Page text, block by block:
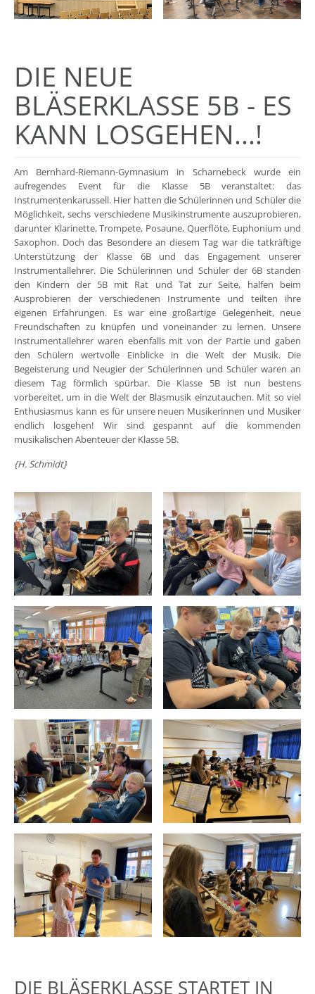
DIE NEUE
BLÄSERKLASSE 5B - ES
KANN LOSGEHEN...!
Am Bernhard-Riemann-Gymnasium in Scharnebeck wurde ein
aufregendes Event für die Klasse 5B veranstaltet: das
Instrumentenkarussell. Hier hatten die Schülerinnen und Schüler die
Möglichkeit, sechs verschiedene Musikinstrumente auszuprobieren,
darunter Klarinette, Trompete, Posaune, Querflöte, Euphonium und
Saxophon. Doch das Besondere an diesem Tag war die tatkräftige
Unterstützung der Klasse 6B und das Engagement unserer
Instrumentallehrer. Die Schülerinnen und Schüler der 6B standen
den Kindern der 5B mit Rat und Tat zur Seite, halfen beim
Ausprobieren der verschiedenen Instrumente und teilten ihre
eigenen Erfahrungen. Es war eine großartige Gelegenheit, neue
Freundschaften zu knüpfen und voneinander zu lernen. Unsere
Instrumentallehrer waren ebenfalls mit von der Partie und gaben
den Schülern wertvolle Einblicke in die Welt der Musik. Die
Begeisterung und Neugier der Schülerinnen und Schüler waren an
diesem Tag förmlich spürbar. Die Klasse 5B ist nun bestens
vorbereitet, um in die Welt der Blasmusik einzutauchen. Mit so viel
Enthusiasmus kann es für unsere neuen Musikerinnen und Musiker
endlich losgehen! Wir sind gespannt auf die kommenden
musikalischen Abenteuer der Klasse 5B.
{H. Schmidt}
DIE BLÄSERKLASSE STARTET IN